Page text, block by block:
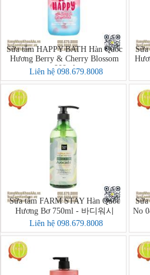
Sữa tắm HAPPY BATH Hàn Quốc
Hương Berry & Cherry Blossom
900ml
Liên hệ 098.679.8008
Sữa tắm FARM STAY Hàn Quốc
Hương Bơ 750ml - 바디워시
Liên hệ 098.679.8008
No